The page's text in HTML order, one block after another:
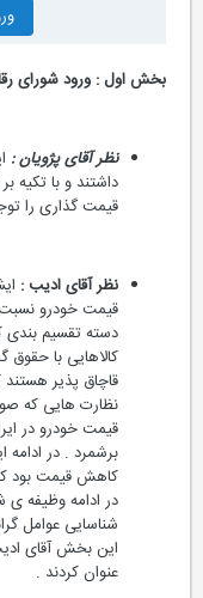
ورود
بخش اول : ورود شورای
نظر آقای پژویان :
قیمت گذاری را
نظر آقای ادیب :
قیمت خودرو نسبت
قاچاق پذیر هستند
نظارت هایی که
قیمت خودرو در
برشمرد . در ادامه
کاهش قیمت بود که
در ادامه وظیفه ی
شناسایی عوامل
این بخش آقای
عنوان کردند .